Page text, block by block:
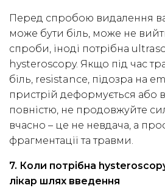
Перед спробою видалення
може бути біль, може не
спроби, іноді потрібна
hysteroscopy. Якщо під час
біль, resistance, підозра на
пристрій деформується або
повністю, не продовжуйте
вчасно – це не невдача, а
фрагментації та травми.
7. Коли потрібна
лікар шлях введення